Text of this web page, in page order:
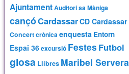
AjuntamentAuditori sa Màniga
cançóCardassarCD Cardassar
Concertcrònicaenquesta Entorn
Espai 36excursió Festes Futbol
glosa Llibres Maribel Servera